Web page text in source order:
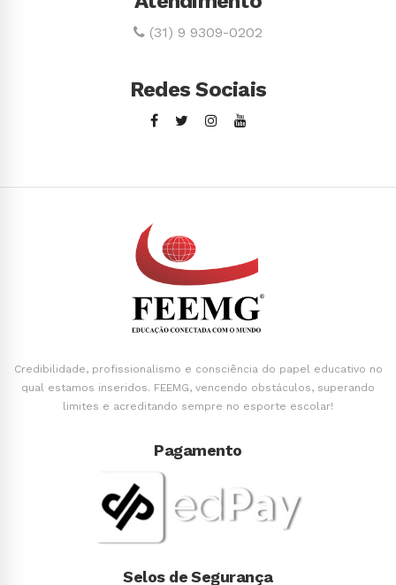
(31) 9 9309-0202
Redes Sociais
Credibilidade, profissionalismo e consciência do papel educativo no
qual estamos inseridos. FEEMG, vencendo obstáculos, superando
limites e acreditando sempre no esporte escolar!
Pagamento
Selos de Segurança